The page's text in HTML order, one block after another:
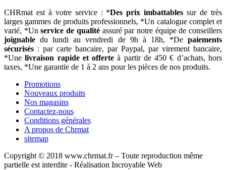
CHRmat est à votre service : *Des prix imbattables sur de très
larges gammes de produits professionnels, *Un catalogue complet et
varié, *Unservice de qualitéassuré par notre équipe de conseillers
joignable du lundi au vendredi de 9h à 18h, *De paiements
sécurisés : par carte bancaire, par Paypal, par virement bancaire,
*Unelivraison rapide et offerte à partir de 450 € d’achats, hors
taxes, *Une garantie de 1 à 2 ans pour les pièces de nos produits.
Promotions
Nouveaux produits
Nos magasins
Contactez-nous
Conditions générales
A propos de Chrmat
sitemap
Copyright © 2018 www.chrmat.fr – Toute reproduction même
partielle est interdite - Réalisation Incroyable Web